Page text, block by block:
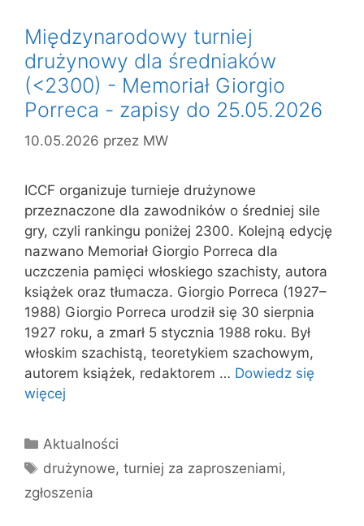
Międzynarodowy turniej
drużynowy dla średniaków
(<2300) - Memoriał Giorgio
Porreca - zapisy do 25.05.2026
10.05.2026 przez MW
ICCF organizuje turnieje drużynowe
przeznaczone dla zawodników o średniej sile
gry, czyli rankingu poniżej 2300. Kolejną edycję
nazwano Memoriał Giorgio Porreca dla
uczczenia pamięci włoskiego szachisty, autora
książek oraz tłumacza. Giorgio Porreca (1927–
1988) Giorgio Porreca urodził się 30 sierpnia
1927 roku, a zmarł 5 stycznia 1988 roku. Był
włoskim szachistą, teoretykiem szachowym,
autorem książek, redaktorem … Dowiedz się
więcej
Kategorie
Aktualności
Tagi
drużynowe,turniej za zaproszeniami,
zgłoszenia